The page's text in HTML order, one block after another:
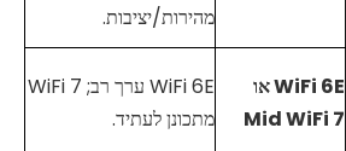
מהירות/יציבות.
WiFi6E או
MidWiFi 7
WiFi 6E ערך רב; WiFi 7
מתכונן לעתיד.